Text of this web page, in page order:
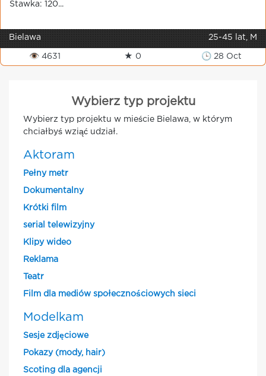
Stawka: 120...
Bielawa 25-45 lat, M
👁 4631 ★ 0 🕒 28 Oct
Wybierz typ projektu
Wybierz typ projektu w mieście Bielawa, w którym
chciałbyś wziąć udział.
Aktoram
Pełny metr
Dokumentalny
Krótki film
serial telewizyjny
Klipy wideo
Reklama
Teatr
Film dla mediów społecznościowych sieci
Modelkam
Sesje zdjęciowe
Pokazy (mody, hair)
Scoting dla agencji